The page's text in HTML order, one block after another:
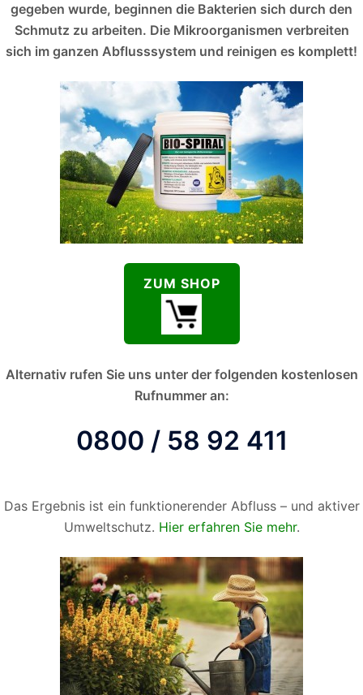
gegeben wurde, beginnen die Bakterien sich durch den
Schmutz zu arbeiten. Die Mikroorganismen verbreiten
sich im ganzen Abflusssystem und reinigen es komplett!
ZUM SHOP
Alternativ rufen Sie uns unter der folgenden kostenlosen
Rufnummer an:
0800 / 58 92 411
Das Ergebnis ist ein funktionerender Abfluss – und aktiver
Umweltschutz. Hier erfahren Sie mehr.